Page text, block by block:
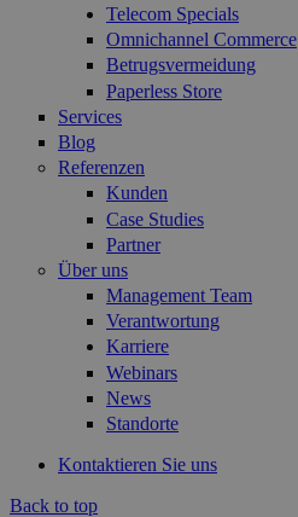
Telecom Specials
Omnichannel Commerce
Betrugsvermeidung
Paperless Store
Services
Blog
Referenzen
Kunden
Case Studies
Partner
Über uns
Management Team
Verantwortung
Karriere
Webinars
News
Standorte
Kontaktieren Sie uns
Back to top